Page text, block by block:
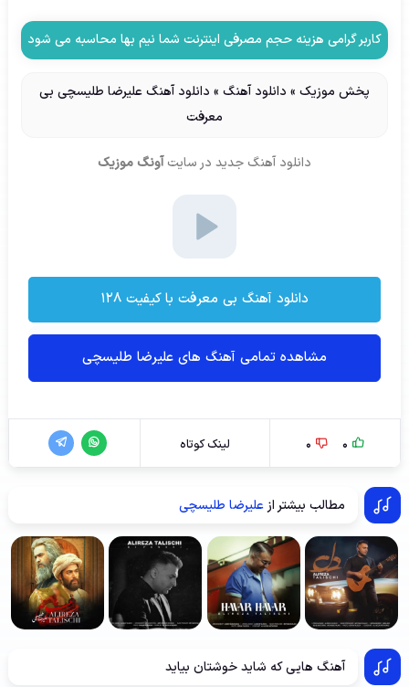
کاربر گرامی هزینه حجم مصرفی اینترنت شما نیم بها محاسبه می شود
پخش موزیک » دانلود آهنگ » دانلود آهنگ علیرضا طلیسچی بی
معرفت
دانلود آهنگ جدید در سایت آونگ موزیک
دانلود آهنگ بی معرفت با کیفیت ۱۲۸
مشاهده تمامی آهنگ های علیرضا طلیسچی
0
0 لینک کوتاه
مطالب بیشتر از علیرضا طلیسچی
آهنگ هایی که شاید خوشتان بیاید